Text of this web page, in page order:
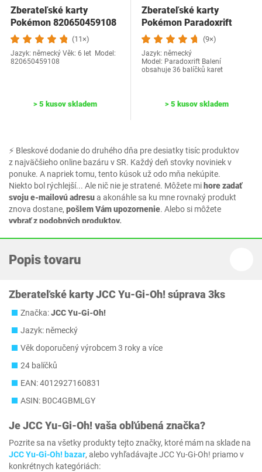
⚡ Bleskové dodanie do druhého dňa pre desiatky tisíc produktov
z najväčšieho online bazáru v SR. Každý deň stovky noviniek v
ponuke. A napriek tomu, tento kúsok už odo mňa nekúpite.
Niekto bol rýchlejší... Ale nič nie je stratené. Môžete mi hore zadať
svoju e-mailovú adresua akonáhle sa ku mne rovnaký produkt
znova dostane, pošlem Vám upozornenie. Alebo si môžete
vybrať z podobných produktov.
Zberateľské karty
Pokémon 820650459108
(11×)
Jazyk: německý Věk: 6 let Model:
‎820650459108
> 5 kusov skladem
Zberateľské karty
Pokémon Paradoxrift
(9×)
Jazyk: německý
Model: Paradoxrift Balení
obsahuje 36 balíčků karet
> 5 kusov skladem
Popis tovaru
Zberateľské karty JCC Yu-Gi-Oh! súprava 3ks
Značka:JCC Yu-Gi-Oh!
Jazyk: německý
Věk doporučený výrobcem‎ 3 roky a více
24 balíčků
EAN: 4012927160831
ASIN: B0C4GBMLGY
JeJCC Yu-Gi-Oh! vaša obľúbená značka?
Pozrite sa na všetky produkty tejto značky, ktoré mám na sklade na
JCC Yu-Gi-Oh! bazar, alebo vyhľadávajte JCC Yu-Gi-Oh! priamo v
konkrétnych kategóriách: